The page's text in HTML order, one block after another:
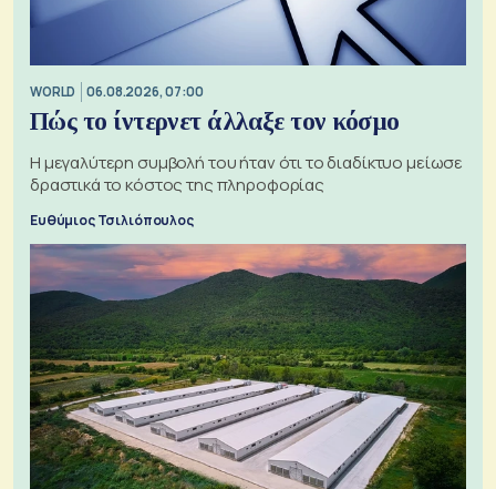
WORLD 06.08.2026, 07:00
Πώς το ίντερνετ άλλαξε τον κόσμο
Η μεγαλύτερη συμβολή του ήταν ότι το διαδίκτυο μείωσε
δραστικά το κόστος της πληροφορίας
Ευθύμιος Τσιλιόπουλος